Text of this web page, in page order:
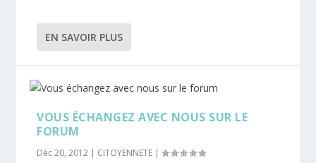
EN SAVOIR PLUS
VOUS ÉCHANGEZ AVEC NOUS SUR LE
FORUM
Déc 20, 2012 | CITOYENNETE |